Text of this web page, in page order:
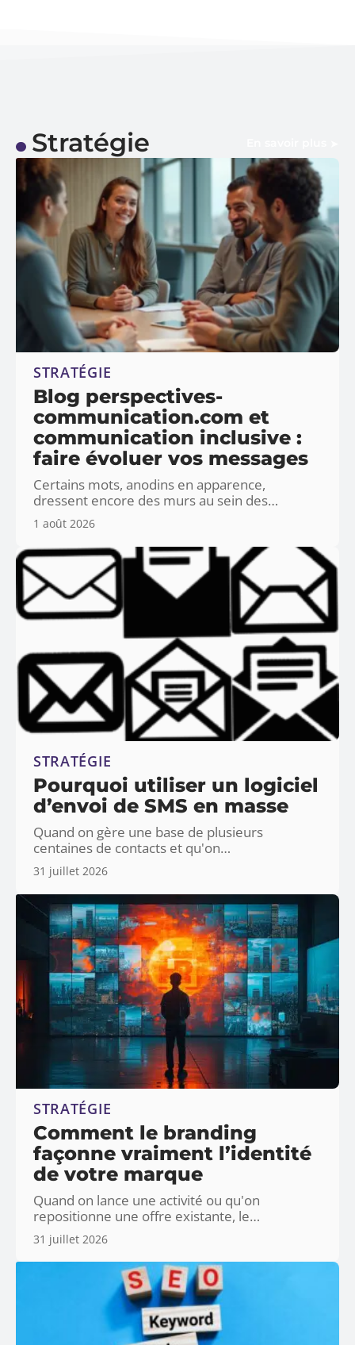
Stratégie
STRATÉGIE
Blog perspectives-
communication.com et
communication inclusive :
faire évoluer vos messages
Certains mots, anodins en apparence,
dressent encore des murs au sein des…
1 août 2026
STRATÉGIE
Pourquoi utiliser un logiciel
d’envoi de SMS en masse
Quand on gère une base de plusieurs
centaines de contacts et qu'on…
31 juillet 2026
STRATÉGIE
Comment le branding
façonne vraiment l’identité
de votre marque
Quand on lance une activité ou qu'on
repositionne une offre existante, le…
31 juillet 2026